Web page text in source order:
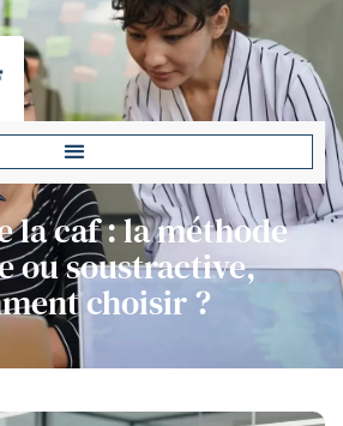
la caf : la méthode
ou soustractive,
choisir ?